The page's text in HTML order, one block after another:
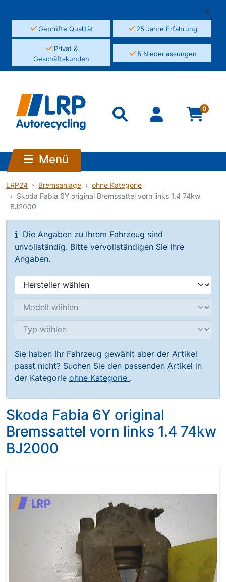
✓Geprüfte Qualität ✓25 Jahre Erfahrung
✓Privat &
Geschäftskunden
✓5 Niederlassungen
0
Menü
LRP24 Bremsanlage
ohne Kategorie
Skoda Fabia 6Y original Bremssattel vorn links 1.4 74kw
BJ2000
Die Angaben zu Ihrem Fahrzeug sind
unvollständig. Bitte vervollständigen Sie Ihre
Angaben.
Sie haben Ihr Fahrzeug gewählt aber der Artikel
passt nicht? Suchen Sie den passenden Artikel in
der Kategorie ohne Kategorie .
Skoda Fabia 6Y original
Bremssattel vorn links 1.4 74kw
BJ2000